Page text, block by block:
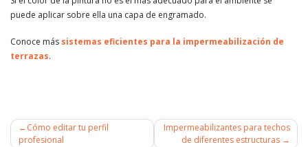
puede aplicar sobre ella una capa de engramado.
Conoce más sistemas eficientes para la impermeabilización de
terrazas.
Cómo editar tu perfil
profesional
Impermeabilizantes para techos
de diferentes estructuras